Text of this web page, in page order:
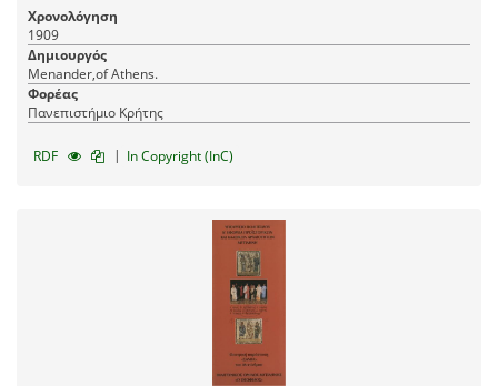
Χρονολόγηση
1909
Δημιουργός
Menander,of Athens.
Φορέας
Πανεπιστήμιο Κρήτης
RDF | In Copyright (InC)